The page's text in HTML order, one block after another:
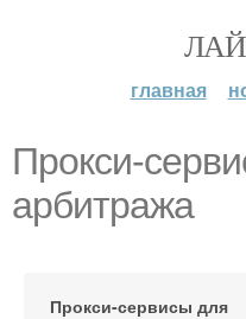
главная
Прокси-
арбитража
Прокси-сервисы для